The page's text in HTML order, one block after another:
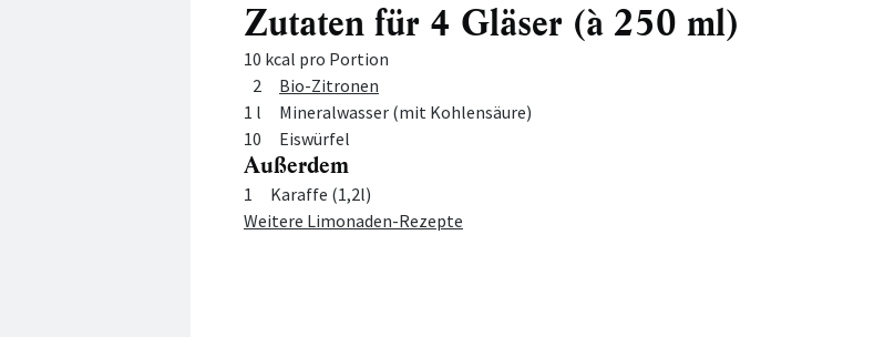
Zutaten für 4 Gläser (à 250 ml)
10 kcal pro Portion
MengeZutat
2
Bio-Zitronen
1 l
Mineralwasser (mit Kohlensäure)
10
Eiswürfel
Außerdem
MengeZutat
1
Karaffe (1,2l)
Weitere Limonaden-Rezepte